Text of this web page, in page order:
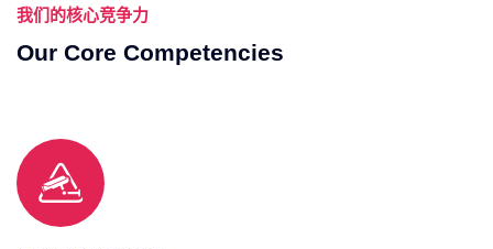
我们的核心竞争力
Our Core Competencies